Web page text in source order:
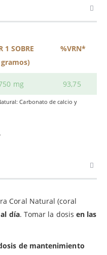
1 SOBRE
%VRN*
mg 93,75
Carbonato de calcio y
Coral Natural (coral
día. Tomar la dosis en las
de mantenimiento